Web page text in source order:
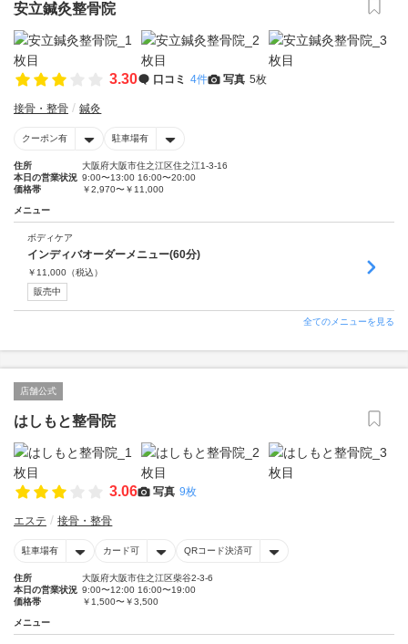
安立鍼灸整骨院
3.30 口コミ 4件 写真 5枚
接骨・整骨 鍼灸
クーポン有 駐車場有
住所
大阪府大阪市住之江区住之江1-3-16
本日の営業状況 9:00〜13:00 16:00〜20:00
価格帯
￥2,970〜￥11,000
メニュー
ボディケア
インディバオーダーメニュー(60分)
￥ 11,000 （税込）
販売中
全てのメニューを見る
店舗公式
はしもと整骨院
3.06 写真 9枚
エステ 接骨・整骨
駐車場有 カード可 QRコード決済可
住所
大阪府大阪市住之江区柴谷2-3-6
本日の営業状況 9:00〜12:00 16:00〜19:00
価格帯
￥1,500〜￥3,500
メニュー